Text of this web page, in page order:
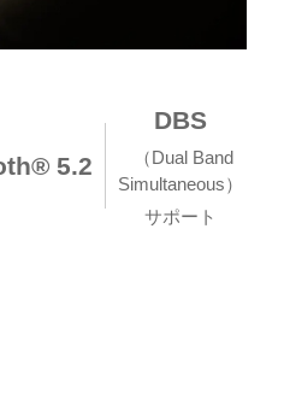
5.2
DBS
（Dual Band
Simultaneous）
サポート